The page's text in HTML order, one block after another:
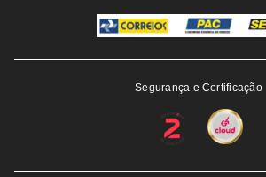
Segurança e Certificação